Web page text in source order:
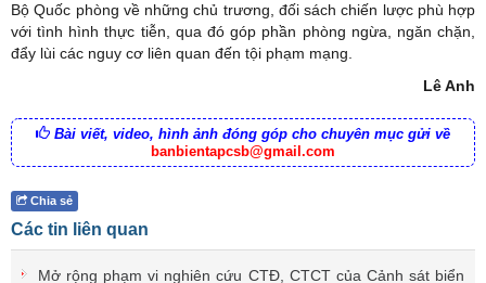
Bộ Quốc phòng về những chủ trương, đối sách chiến lược phù hợp
với tình hình thực tiễn, qua đó góp phần phòng ngừa, ngăn chặn,
đẩy lùi các nguy cơ liên quan đến tội phạm mạng.
Lê Anh
Bài viết, video, hình ảnh đóng góp cho chuyên mục gửi về
banbientapcsb@gmail.com
Chia sẻ
Các tin liên quan
Mở rộng phạm vi nghiên cứu CTĐ, CTCT của Cảnh sát biển